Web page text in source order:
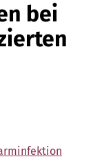
bei